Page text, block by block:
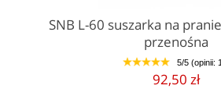
SNB L-60 suszarka na
przenośna
1 2 3 4 5 5/5 (opinii:
92,50 zł